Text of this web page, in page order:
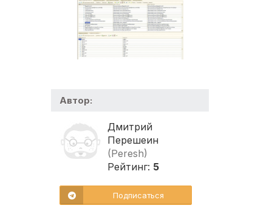
Автор:
Дмитрий
Перешеин
(Peresh)
Рейтинг: 5
Подписаться